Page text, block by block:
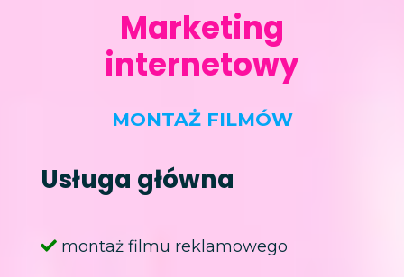
Marketing
internetowy
MONTAŻ FILMÓW
Usługa główna
montaż filmu reklamowego